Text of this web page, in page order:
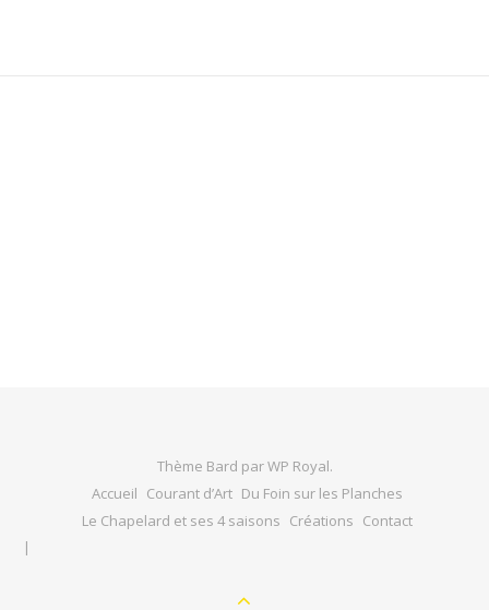
Thème Bard parWP Royal.
Accueil Courant d’Art Du Foin sur les Planches
Le Chapelard et ses 4 saisons Créations Contact